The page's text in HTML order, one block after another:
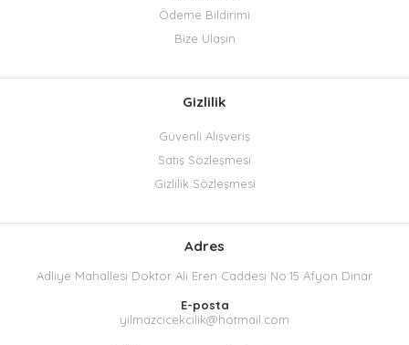
Ödeme Bildirimi
Bize Ulaşın
Gizlilik
Güvenli Alışveriş
Satış Sözleşmesi
Gizlilik Sözleşmesi
Adres
Adliye Mahallesi Doktor Ali Eren Caddesi No:15 Afyon Dinar
E-posta
yilmazcicekcilik@hotmail.com